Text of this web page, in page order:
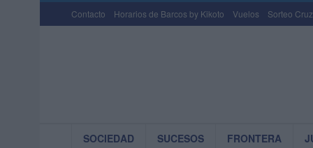
Contacto Horarios de Barcos by Kikoto Vuelos Sorteo
SOCIEDAD SUCESOS FRONTERA